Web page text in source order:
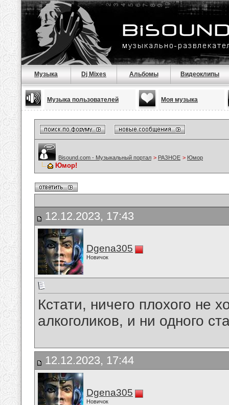
Музыка Dj Mixes Альбомы Видеоклипы
Музыка пользователей Моя музыка
Bisound.com - Музыкальный портал > РАЗНОЕ > Юмор
Юмор!
12.12.2023, 17:43
Dgena305
Новичок
Кстати, ничего плохого не
алкоголиков, и ни одного
12.12.2023, 17:44
Dgena305
Новичок